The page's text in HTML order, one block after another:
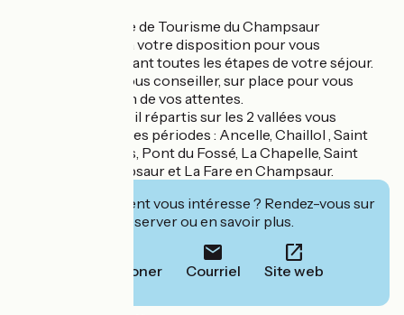
L’équipe de l’Office de Tourisme du Champsaur
Valgaudemar est à votre disposition pour vous
accompagner durant toutes les étapes de votre séjour.
En amont, pour vous conseiller, sur place pour vous
guider en fonction de vos attentes.
7 bureaux d'accueil répartis sur les 2 vallées vous
accueillent selon les périodes : Ancelle, Chaillol , Saint
Léger Les Mélèzes, Pont du Fossé, La Chapelle, Saint
Bonnet en Champsaur et La Fare en Champsaur.
Cet établissement vous intéresse ? Rendez-vous sur
leur site pour réserver ou en savoir plus.
Téléphoner Courriel Site web